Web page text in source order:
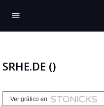
menu
SRHE.DE ()